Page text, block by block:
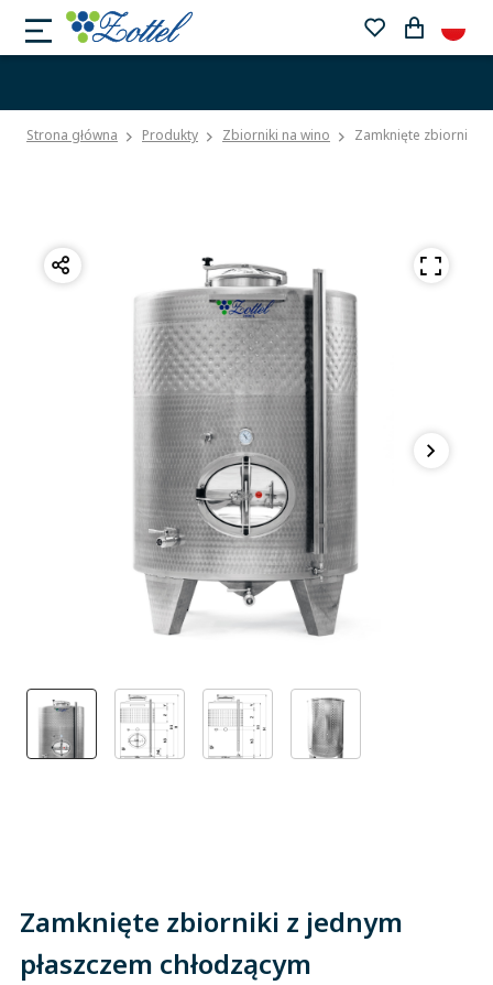
Strona główna Produkty Zbiorniki na wino Zamknięte zbiorniki z
Zamknięte zbiorniki z jednym
płaszczem chłodzącym